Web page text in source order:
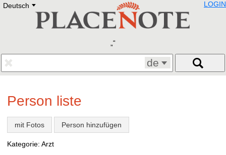
Deutsch E
Deutsch
Francais
Polski
Eestikeelne
LOGIN
de
Person liste
mit Fotos Person hinzufügen
Kategorie: Arzt